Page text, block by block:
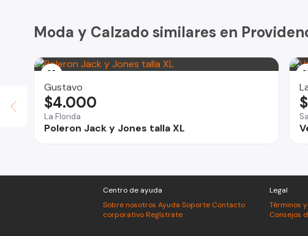
- Solo $4300
* Podemos entregar en los Metros Santa Isabel , Baquedano ,
Moda y Calzado similares en
Gustavo
La Florida
Poleron Jack y Jones talla XL
$4.000
Centro de ayuda
Sobre nosotros Ayuda Soporte Contacto
corporativo Regístrate
Legal
Términos
Consejos